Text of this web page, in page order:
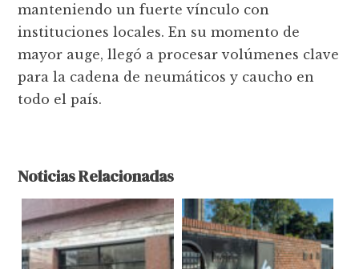
manteniendo un fuerte vínculo con
instituciones locales. En su momento de
mayor auge, llegó a procesar volúmenes clave
para la cadena de neumáticos y caucho en
todo el país.
Noticias Relacionadas